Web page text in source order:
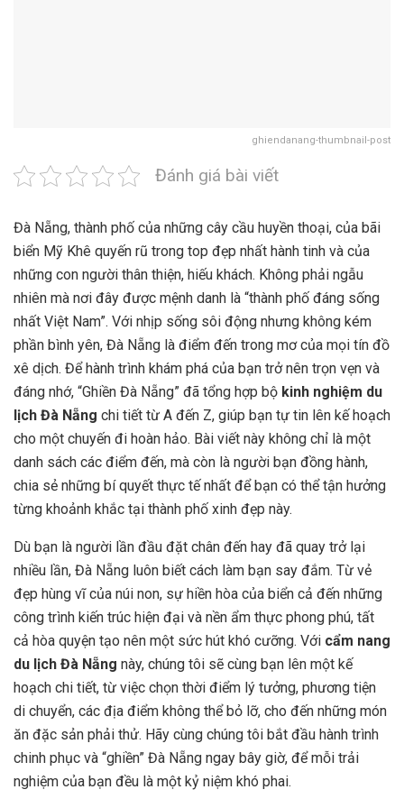
ghiendanang-thumbnail-post
Đánh giá bài viết
Đà Nẵng, thành phố của những cây cầu huyền thoại, của bãi
biển Mỹ Khê quyến rũ trong top đẹp nhất hành tinh và của
những con người thân thiện, hiếu khách. Không phải ngẫu
nhiên mà nơi đây được mệnh danh là “thành phố đáng sống
nhất Việt Nam”. Với nhịp sống sôi động nhưng không kém
phần bình yên, Đà Nẵng là điểm đến trong mơ của mọi tín đồ
xê dịch. Để hành trình khám phá của bạn trở nên trọn vẹn và
đáng nhớ, “Ghiền Đà Nẵng” đã tổng hợp bộ kinh nghiệm du
lịch Đà Nẵng chi tiết từ A đến Z, giúp bạn tự tin lên kế hoạch
cho một chuyến đi hoàn hảo. Bài viết này không chỉ là một
danh sách các điểm đến, mà còn là người bạn đồng hành,
chia sẻ những bí quyết thực tế nhất để bạn có thể tận hưởng
từng khoảnh khắc tại thành phố xinh đẹp này.
Dù bạn là người lần đầu đặt chân đến hay đã quay trở lại
nhiều lần, Đà Nẵng luôn biết cách làm bạn say đắm. Từ vẻ
đẹp hùng vĩ của núi non, sự hiền hòa của biển cả đến những
công trình kiến trúc hiện đại và nền ẩm thực phong phú, tất
cả hòa quyện tạo nên một sức hút khó cưỡng. Với cẩm nang
du lịch Đà Nẵng này, chúng tôi sẽ cùng bạn lên một kế
hoạch chi tiết, từ việc chọn thời điểm lý tưởng, phương tiện
di chuyển, các địa điểm không thể bỏ lỡ, cho đến những món
ăn đặc sản phải thử. Hãy cùng chúng tôi bắt đầu hành trình
chinh phục và “ghiền” Đà Nẵng ngay bây giờ, để mỗi trải
nghiệm của bạn đều là một kỷ niệm khó phai.